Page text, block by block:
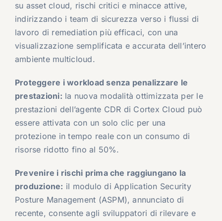
su asset cloud, rischi critici e minacce attive,
indirizzando i team di sicurezza verso i flussi di
lavoro di remediation più efficaci, con una
visualizzazione semplificata e accurata dell’intero
ambiente multicloud.
Proteggere i workload senza penalizzare le
prestazioni: la nuova modalità ottimizzata per le
prestazioni dell’agente CDR di Cortex Cloud può
essere attivata con un solo clic per una
protezione in tempo reale con un consumo di
risorse ridotto fino al 50%.
Prevenire i rischi prima che raggiungano la
produzione: il modulo di Application Security
Posture Management (ASPM), annunciato di
recente, consente agli sviluppatori di rilevare e